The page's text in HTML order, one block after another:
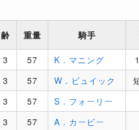
齢 重量 騎手
3 57 K．マニング
3 57 W．ビュイック
3 57 S．フォーリー
3 57 A．カービー